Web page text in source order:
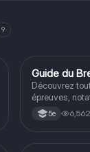
9
Méthodo
Guide du
Découvrez
épreuves,
réussir. Ce
épreuves de
5e 6,562